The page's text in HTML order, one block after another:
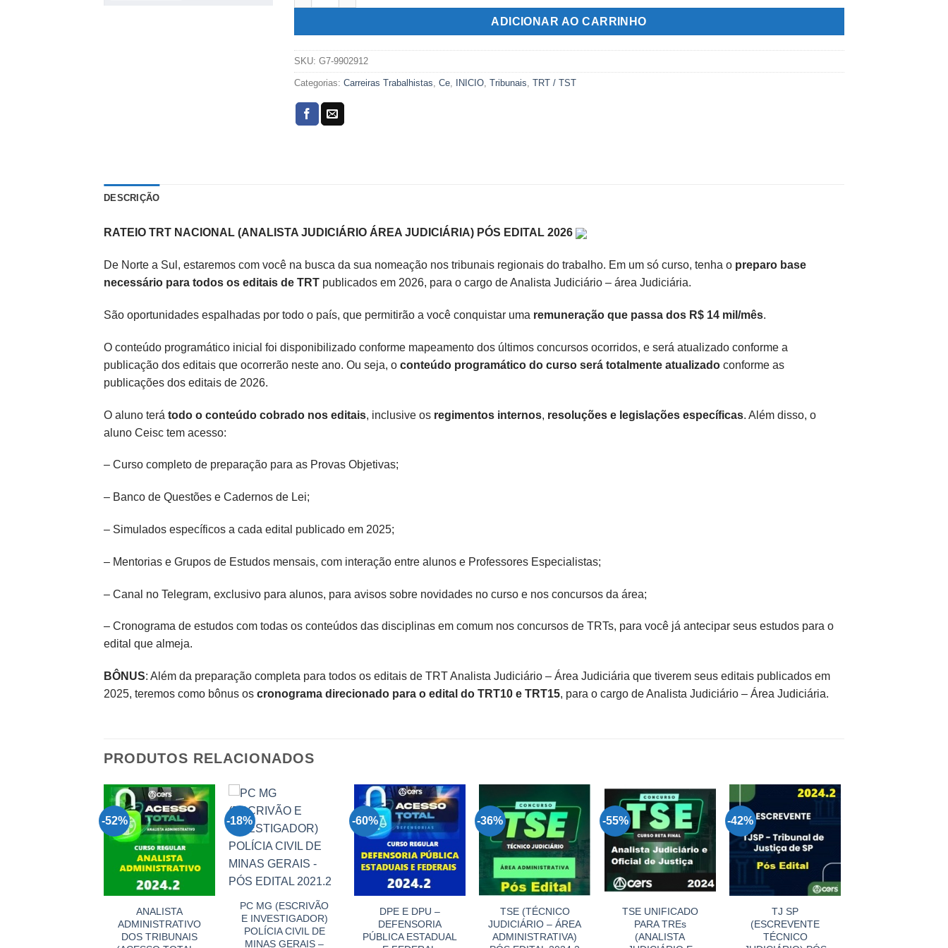
R$199,00.R$119,00.
ADICIONAR AO CARRINHO
SKU: G7-9902912
Categorias: Carreiras Trabalhistas Ce INICIO Tribunais TRT / TST
DESCRIÇÃO
RATEIO TRT NACIONAL (ANALISTA JUDICIÁRIO ÁREA JUDICIÁRIA) PÓS EDITAL 2026
De Norte a Sul, estaremos com você na busca da sua nomeação nos tribunais regionais do trabalho. Em um só curso, tenha o preparo base
necessário para todos os editais de TRT publicados em 2026, para o cargo de Analista Judiciário – área Judiciária.
São oportunidades espalhadas por todo o país, que permitirão a você conquistar uma remuneração que passa dos R$ 14 mil/mês.
O conteúdo programático inicial foi disponibilizado conforme mapeamento dos últimos concursos ocorridos, e será atualizado conforme a
publicação dos editais que ocorrerão neste ano. Ou seja, o conteúdo programático do curso será totalmente atualizado conforme as
publicações dos editais de 2026.
O aluno terá todo o conteúdo cobrado nos editais, inclusive os regimentos internos, resoluções e legislações específicas. Além disso, o
aluno Ceisc tem acesso:
– Curso completo de preparação para as Provas Objetivas;
– Banco de Questões e Cadernos de Lei;
– Simulados específicos a cada edital publicado em 2025;
– Mentorias e Grupos de Estudos mensais, com interação entre alunos e Professores Especialistas;
– Canal no Telegram, exclusivo para alunos, para avisos sobre novidades no curso e nos concursos da área;
– Cronograma de estudos com todas os conteúdos das disciplinas em comum nos concursos de TRTs, para você já antecipar seus estudos para o
edital que almeja.
BÔNUS: Além da preparação completa para todos os editais de TRT Analista Judiciário – Área Judiciária que tiverem seus editais publicados em
2025, teremos como bônus os cronograma direcionado para o edital do TRT10 e TRT15, para o cargo de Analista Judiciário – Área Judiciária.
PRODUTOS RELACIONADOS
-52%
ANALISTA
ADMINISTRATIVO
DOS TRIBUNAIS
-18%
PC MG (ESCRIVÃO
E INVESTIGADOR)
POLÍCIA CIVIL DE
MINAS GERAIS –
-60%
DPE E DPU –
DEFENSORIA
PÚBLICA ESTADUAL
-36%
TSE (TÉCNICO
JUDICIÁRIO – ÁREA
ADMINISTRATIVA)
-55%
TSE UNIFICADO
PARA TREs
(ANALISTA
-42%
TJ SP
(ESCREVENTE
TÉCNICO